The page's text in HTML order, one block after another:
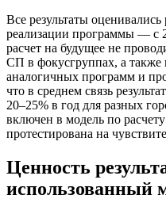
Все результаты оценивались
реализации программы — с
расчет на будущее не
СП в фокусгруппах, а также
аналогичных программ и
что в среднем связь
20–25% в год для разных
включен в модель по
протестирована на
Ценность
использованный